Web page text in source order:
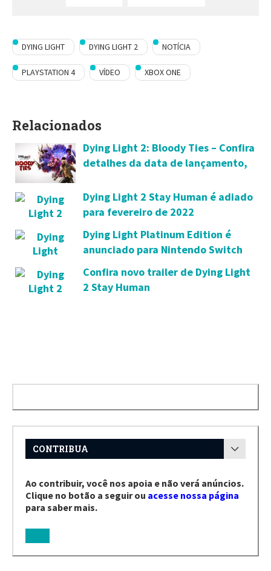
DYING LIGHT DYING LIGHT 2 NOTÍCIA
PLAYSTATION 4 VÍDEO XBOX ONE
Relacionados
Dying Light 2: Bloody Ties – Confira
detalhes da data de lançamento,
Dying Light 2 Stay Human é adiado
para fevereiro de 2022
Dying Light Platinum Edition é
anunciado para Nintendo Switch
Confira novo trailer de Dying Light
2 Stay Human
CONTRIBUA
Ao contribuir, você nos apoia e não verá anúncios.
Clique no botão a seguir ou acesse nossa página
para saber mais.